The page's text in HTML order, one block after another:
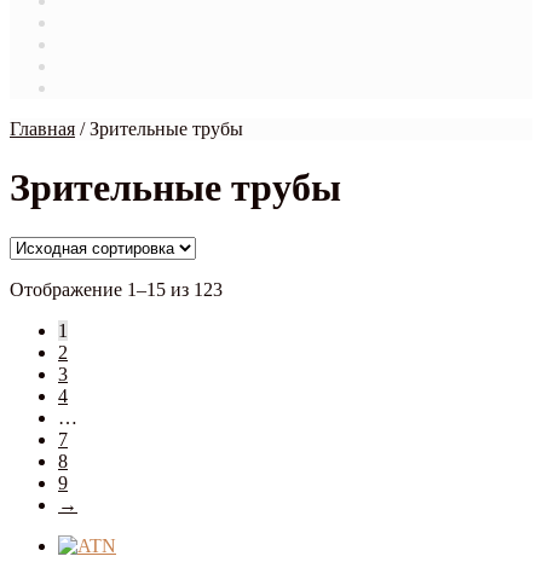
Главная /Зрительные трубы
Зрительные трубы
Отображение 1–15 из 123
1
2
3
4
…
7
8
9
→